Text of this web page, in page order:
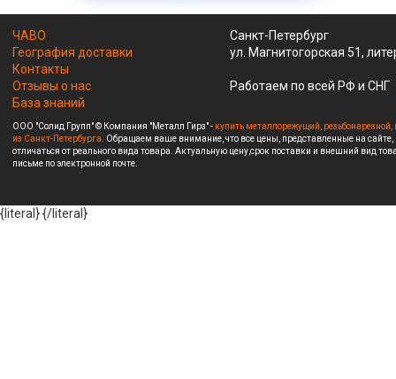
ЧАВО
География доставки
Контакты
Отзывы о нас
База знаний
Санкт-Петербург
ул. Магнитогорская 51,
Работаем по всей РФ и СНГ
ООО "Солид Групп" © Компания "Металл Гирз" - купить металлорежущий,
из Санкт-Петербурга. Обращаем ваше внимание, что все цены, представленные на
отличаться от реального вида товара. Актуальную цену,срок поставки и внешний вид
письме по электронной почте.
{literal}{/literal}